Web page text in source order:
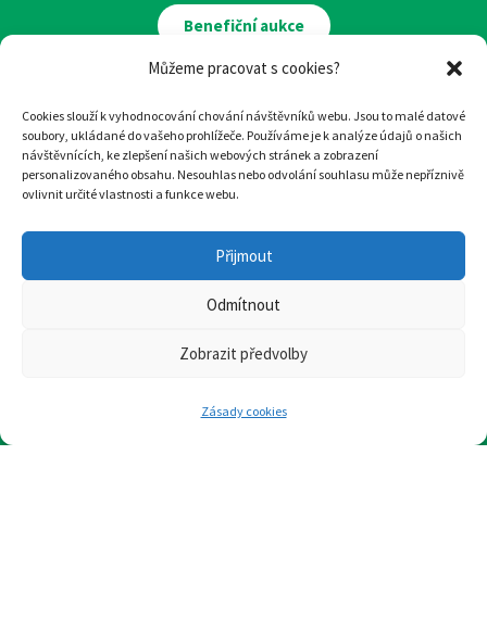
Můžeme pracovat s cookies?
Cookies slouží k vyhodnocování chování návštěvníků webu. Jsou to malé datové
soubory, ukládané do vašeho prohlížeče. Používáme je k analýze údajů o našich
návštěvnících, ke zlepšení našich webových stránek a zobrazení
personalizovaného obsahu. Nesouhlas nebo odvolání souhlasu může nepříznivě
ovlivnit určité vlastnosti a funkce webu.
Přijmout
Odmítnout
Zobrazit předvolby
Zásady cookies
Benefiční aukce
Podporují nás